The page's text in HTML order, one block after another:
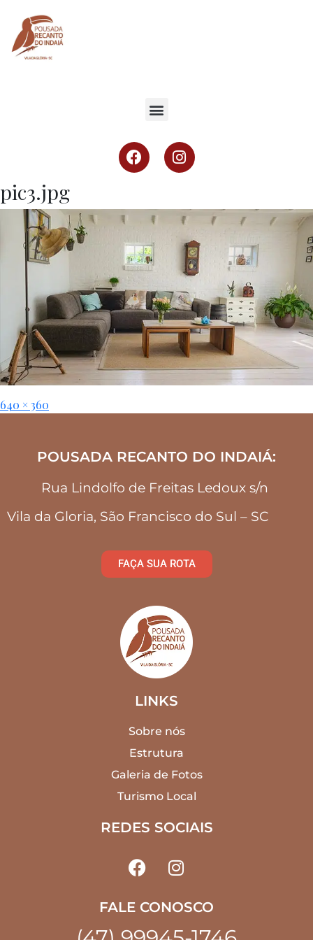
pic3.jpg
640 × 360
POUSADA RECANTO DO INDAIÁ:
Rua Lindolfo de Freitas Ledoux s/n
Vila da Gloria, São Francisco do Sul – SC
FAÇA SUA ROTA
LINKS
Sobre nós
Estrutura
Galeria de Fotos
Turismo Local
REDES SOCIAIS
FALE CONOSCO